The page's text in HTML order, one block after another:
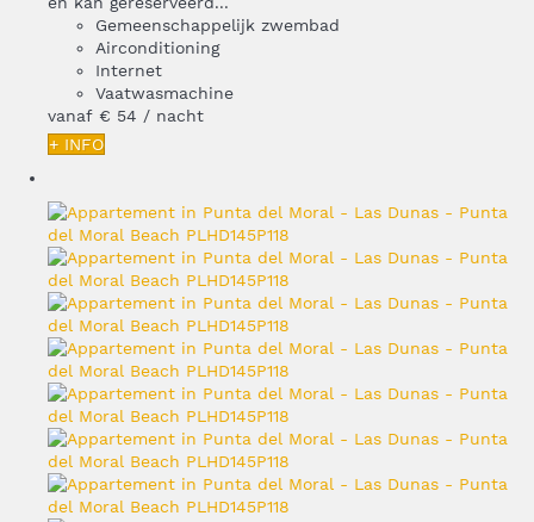
Gemeenschappelijk zwembad
Airconditioning
Internet
Vaatwasmachine
vanaf € 54 / nacht
+ INFO